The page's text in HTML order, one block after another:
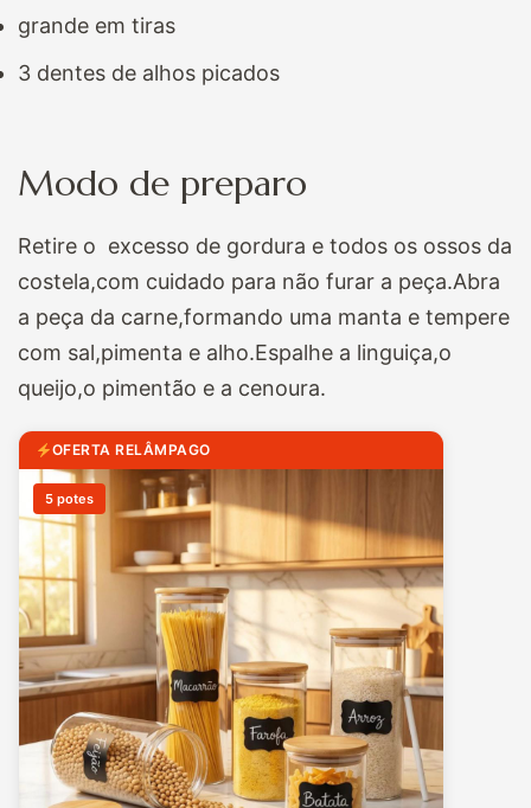
grande em tiras
3 dentes de alhos picados
Modo de preparo
Retire o excesso de gordura e todos os ossos da
costela,com cuidado para não furar a peça.Abra
a peça da carne,formando uma manta e tempere
com sal,pimenta e alho.Espalhe a linguiça,o
queijo,o pimentão e a cenoura.
OFERTA RELÂMPAGO
5 potes